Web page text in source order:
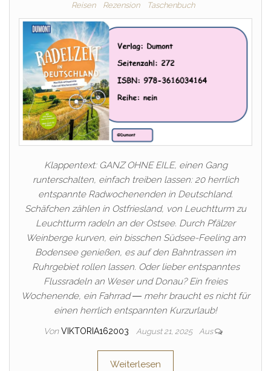
Reisen Rezension Taschenbuch
Klappentext: GANZ OHNE EILE, einen Gang
runterschalten, einfach treiben lassen: 20 herrlich
entspannte Radwochenenden in Deutschland.
Schäfchen zählen in Ostfriesland, von Leuchtturm zu
Leuchtturm radeln an der Ostsee. Durch Pfälzer
Weinberge kurven, ein bisschen Südsee-Feeling am
Bodensee genießen, es auf den Bahntrassen im
Ruhrgebiet rollen lassen. Oder lieber entspanntes
Flussradeln an Weser und Donau? Ein freies
Wochenende, ein Fahrrad ― mehr braucht es nicht für
einen herrlich entspannten Kurzurlaub!
Von VIKTORIA162003 August 21, 2025 Aus
Weiterlesen